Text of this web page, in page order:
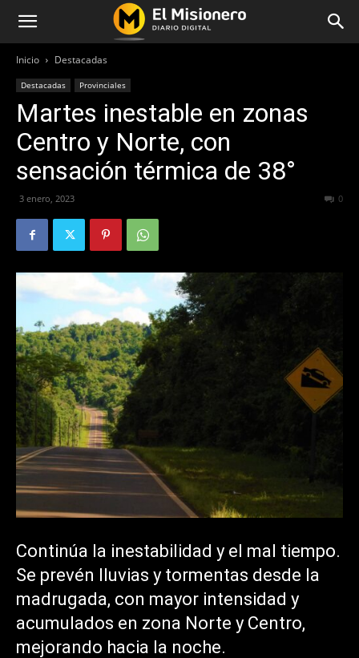
Inicio Destacadas
Destacadas Provinciales
Martes inestable en zonas
Centro y Norte, con
sensación térmica de 38°
3 enero, 2023 0
Continúa la inestabilidad y el mal tiempo.
Se prevén lluvias y tormentas desde la
madrugada, con mayor intensidad y
acumulados en zona Norte y Centro,
mejorando hacia la noche.